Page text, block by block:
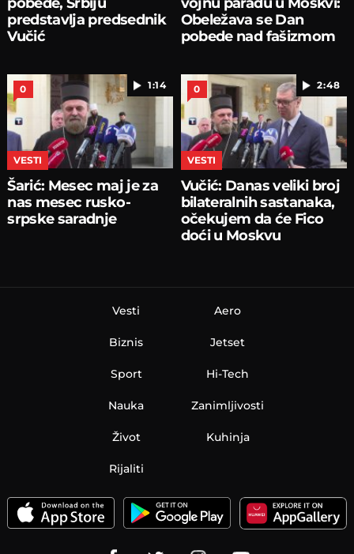
predstavlja predsednik
Vučić
Obeležava se Dan
pobede nad fašizmom
1:14
0
VESTI
Šarić: Mesec maj je za
nas mesec rusko-
srpske saradnje
2:48
0
VESTI
Vučić: Danas veliki broj
bilateralnih sastanaka,
očekujem da će Fico
doći u Moskvu
Vesti
Biznis
Sport
Nauka
Aero
Jetset
Hi-Tech
Zanimljivosti
Život Kuhinja
Rijaliti